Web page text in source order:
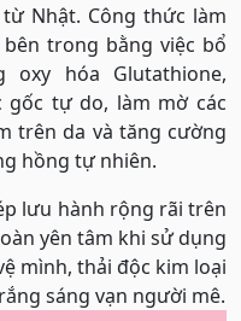
Nhật. Công thức làm
trong bằng việc bổ
oxy hóa Glutathione,
gốc tự do, làm mờ các
trên da và tăng cường
hồng tự nhiên.
lưu hành rộng rãi trên
yên tâm khi sử dụng
mình, thải độc kim loại
sáng vạn người mê.